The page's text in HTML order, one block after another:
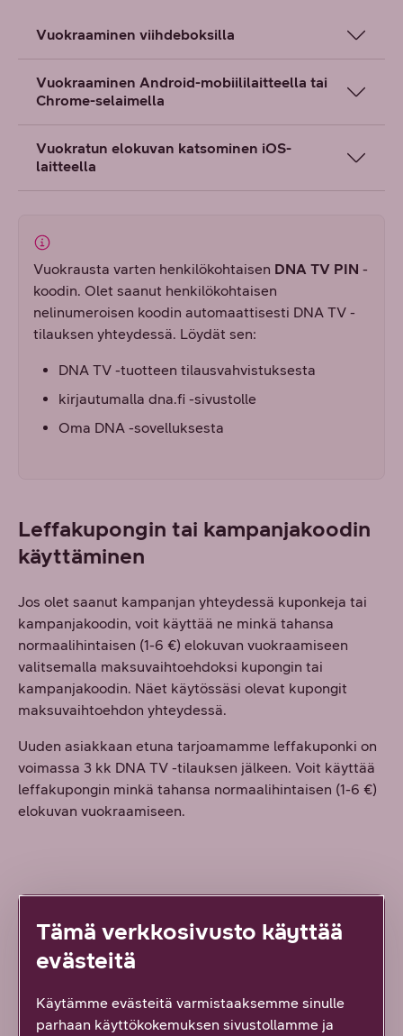
Vuokraaminen viihdeboksilla
Vuokraaminen Android-mobiililaitteella tai
Chrome-selaimella
Vuokratun elokuvan katsominen iOS-
laitteella
Vuokrausta varten henkilökohtaisen DNA TV PIN -
koodin. Olet saanut henkilökohtaisen
nelinumeroisen koodin automaattisesti DNA TV -
tilauksen yhteydessä. Löydät sen:
DNA TV -tuotteen tilausvahvistuksesta
kirjautumalla dna.fi -sivustolle
Oma DNA -sovelluksesta
Leffakupongin tai kampanjakoodin
käyttäminen
Jos olet saanut kampanjan yhteydessä kuponkeja tai
kampanjakoodin, voit käyttää ne minkä tahansa
normaalihintaisen (1-6 €) elokuvan vuokraamiseen
valitsemalla maksuvaihtoehdoksi kupongin tai
kampanjakoodin. Näet käytössäsi olevat kupongit
maksuvaihtoehdon yhteydessä.
Uuden asiakkaan etuna tarjoamamme leffakuponki on
voimassa 3 kk DNA TV -tilauksen jälkeen. Voit käyttää
leffakupongin minkä tahansa normaalihintaisen (1-6 €)
elokuvan vuokraamiseen.
Ohjevideot
Tämä verkkosivusto käyttää
evästeitä
Käytämme evästeitä varmistaaksemme sinulle
parhaan käyttökokemuksen sivustollamme ja